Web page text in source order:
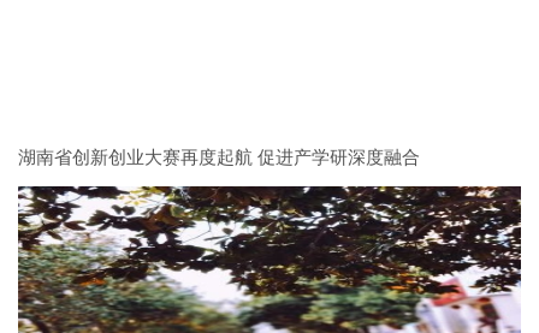
湖南省创新创业大赛再度起航 促进产学研深度融合